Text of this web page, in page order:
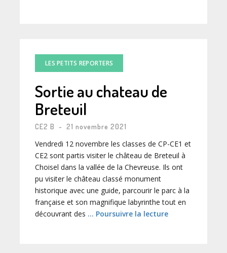
LES PETITS REPORTERS
Sortie au chateau de
Breteuil
CE2 B - 21 novembre 2021
Vendredi 12 novembre les classes de CP-CE1 et
CE2 sont partis visiter le château de Breteuil à
Choisel dans la vallée de la Chevreuse. Ils ont
pu visiter le château classé monument
historique avec une guide, parcourir le parc à la
française et son magnifique labyrinthe tout en
découvrant des … Poursuivre la lecture